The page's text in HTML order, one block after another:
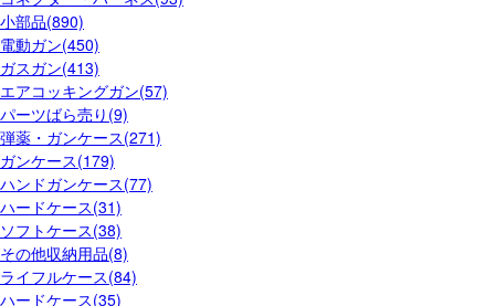
小部品(890)
電動ガン(450)
ガスガン(413)
エアコッキングガン(57)
パーツばら売り(9)
弾薬・ガンケース(271)
ガンケース(179)
ハンドガンケース(77)
ハードケース(31)
ソフトケース(38)
その他収納用品(8)
ライフルケース(84)
ハードケース(35)